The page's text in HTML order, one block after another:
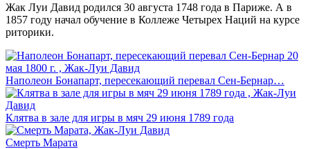
Жак Луи Давид родился 30 августа 1748 года в Париже. А в
1857 году начал обучение в Коллеже Четырех Наций на курсе
риторики.
Наполеон Бонапарт, пересекающий перевал Сен-Бернар…
Клятва в зале для игры в мяч 29 июня 1789 года
Смерть Марата